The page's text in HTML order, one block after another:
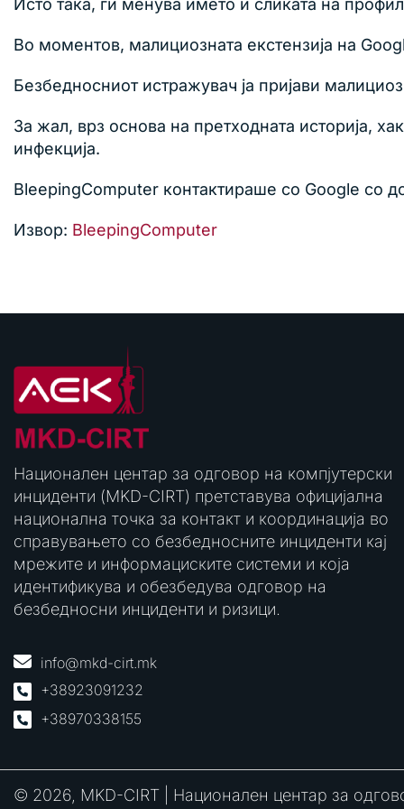
Исто така, ги менува името и сликата на
Во моментов, малициозната екстензија на
Безбедносниот истражувач ја пријави
За жал, врз основа на претходната историја,
инфекција.
BleepingComputer контактираше со Google со
Извор: BleepingComputer
Национален центар за одговор на компјутерски
инциденти (MKD-CIRT) претставува официјална
национална точка за контакт и координација во
справувањето со безбедносните инциденти кај
мрежите и информациските системи и која
идентификува и обезбедува одговор на
безбедносни инциденти и ризици.
info@mkd-cirt.mk
+38923091232
+38970338155
© 2026, MKD-CIRT | Национален центар за